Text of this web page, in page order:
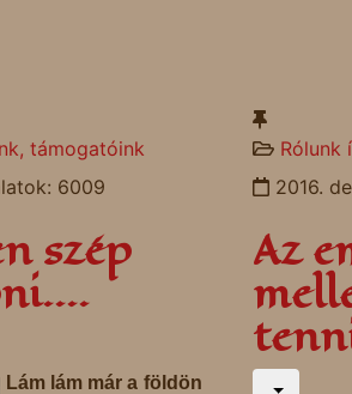
támogatóink
6009
szép
Lám lám már a földön
Rólunk
2016.
Az